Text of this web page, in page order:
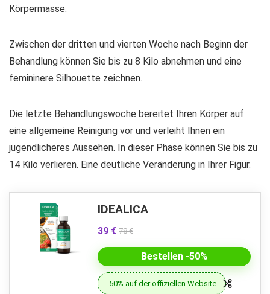
Körpermasse.
Zwischen der dritten und vierten Woche nach Beginn der
Behandlung können Sie bis zu 8 Kilo abnehmen und eine
femininere Silhouette zeichnen.
Die letzte Behandlungswoche bereitet Ihren Körper auf
eine allgemeine Reinigung vor und verleiht Ihnen ein
jugendlicheres Aussehen. In dieser Phase können Sie bis zu
14 Kilo verlieren. Eine deutliche Veränderung in Ihrer Figur.
IDEALICA
39 € 78 €
Bestellen -50%
-50% auf der offiziellen Website